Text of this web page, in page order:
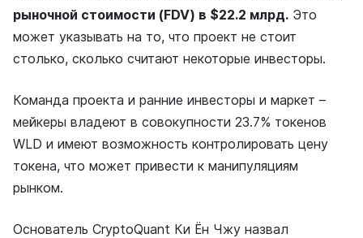
рыночной стоимости (FDV) в $22.2 млрд. Это
может указывать на то, что проект не стоит
столько, сколько считают некоторые инвесторы.
Команда проекта и ранние инвесторы и маркет –
мейкеры владеют в совокупности 23.7% токенов
WLD и имеют возможность контролировать цену
токена, что может привести к манипуляциям
рынком.
Основатель CryptoQuant Ки Ён Чжу назвал